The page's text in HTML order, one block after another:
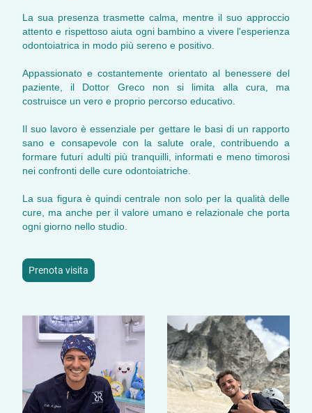
La sua presenza trasmette calma, mentre il suo approccio
attento e rispettoso aiuta ogni bambino a vivere l'esperienza
odontoiatrica in modo più sereno e positivo.
Appassionato e costantemente orientato al benessere del
paziente, il Dottor Greco non si limita alla cura, ma
costruisce un vero e proprio percorso educativo.
Il suo lavoro è essenziale per gettare le basi di un rapporto
sano e consapevole con la salute orale, contribuendo a
formare futuri adulti più tranquilli, informati e meno timorosi
nei confronti delle cure odontoiatriche.
La sua figura è quindi centrale non solo per la qualità delle
cure, ma anche per il valore umano e relazionale che porta
ogni giorno nello studio.
Prenota visita